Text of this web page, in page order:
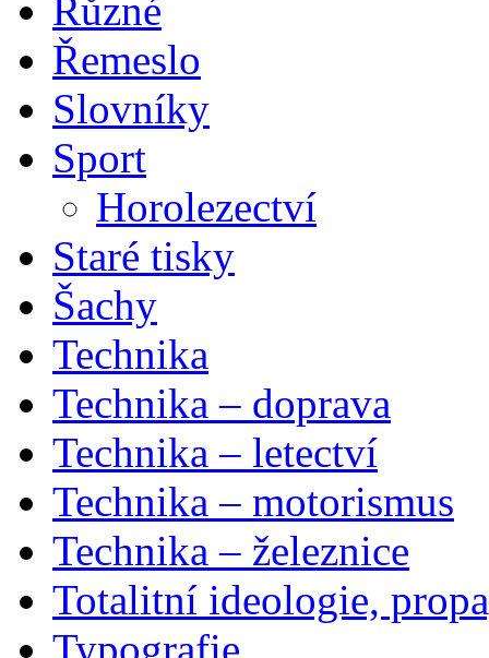
Různé
Řemeslo
Slovníky
Sport
Horolezectví
Staré tisky
Šachy
Technika
Technika – doprava
Technika – letectví
Technika – motorismus
Technika – železnice
Totalitní ideologie,
Typografie